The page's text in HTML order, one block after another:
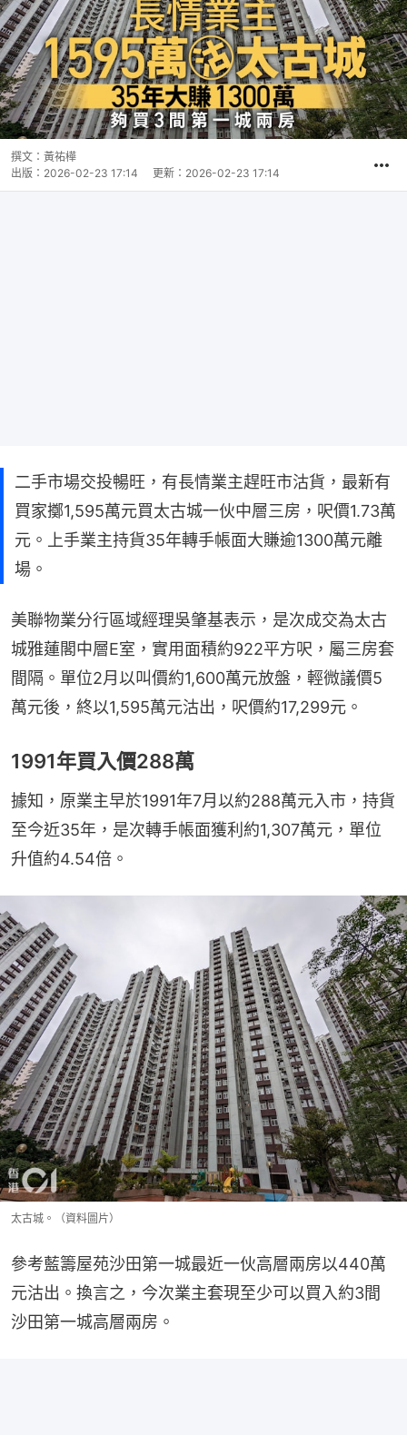
撰文： 黃祐樺
出版： 2026-02-23 17:14 更新： 2026-02-23 17:14
二手市場交投暢旺，有長情業主趕旺市沽貨，最新有
買家擲1,595萬元買太古城一伙中層三房，呎價1.73萬
元。上手業主持貨35年轉手帳面大賺逾1300萬元離
場。
美聯物業分行區域經理吳肇基表示，是次成交為太古
城雅蓮閣中層E室，實用面積約922平方呎，屬三房套
間隔。單位2月以叫價約1,600萬元放盤，輕微議價5
萬元後，終以1,595萬元沽出，呎價約17,299元。
1991年買入價288萬
據知，原業主早於1991年7月以約288萬元入市，持貨
至今近35年，是次轉手帳面獲利約1,307萬元，單位
升值約4.54倍。
太古城。（資料圖片）
參考藍籌屋苑沙田第一城最近一伙高層兩房以440萬
元沽出。換言之，今次業主套現至少可以買入約3間
沙田第一城高層兩房。